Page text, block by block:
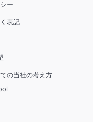
ー
表記
の当社の考え方